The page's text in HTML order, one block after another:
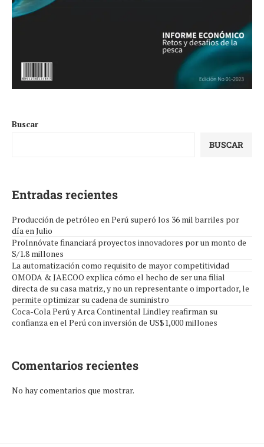
Buscar
BUSCAR
Entradas recientes
Producción de petróleo en Perú superó los 36 mil barriles por
día en Julio
ProInnóvate financiará proyectos innovadores por un monto de
S/1.8 millones
La automatización como requisito de mayor competitividad
OMODA & JAECOO explica cómo el hecho de ser una filial
directa de su casa matriz, y no un representante o importador, le
permite optimizar su cadena de suministro
Coca-Cola Perú y Arca Continental Lindley reafirman su
confianza en el Perú con inversión de US$1,000 millones
Comentarios recientes
No hay comentarios que mostrar.